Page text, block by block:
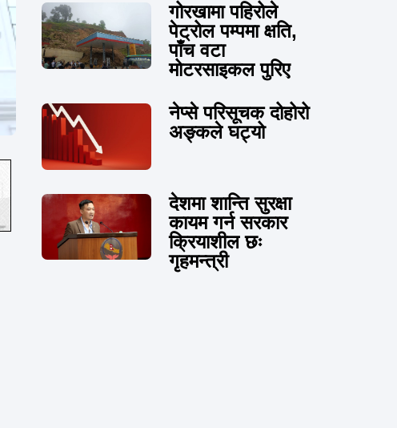
गोरखामा पहिरोले
पेट्रोल पम्पमा क्षति,
पाँच वटा
मोटरसाइकल पुरिए
नेप्से परिसूचक दोहोरो
अङ्कले घट्यो
देशमा शान्ति सुरक्षा
कायम गर्न सरकार
क्रियाशील छः
गृहमन्त्री